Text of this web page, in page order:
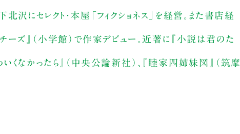
にセレクト・本屋「フィクショネス」を経営。また書店経
ーズ』（小学館）で作家デビュー。近著に『小説は君のた
いくなかったら』（中央公論新社）、『睦家四姉妹図』（筑摩